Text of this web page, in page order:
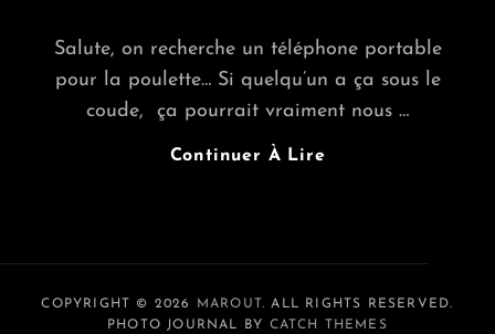
Matériel
Salute, on recherche un téléphone portable
pour la poulette… Si quelqu’un a ça sous le
coude, ça pourrait vraiment nous …
Continuer À Lire[FERME]
De
COPYRIGHT © 2026 MAROUT. ALL RIGHTS RESERVED.
PHOTO JOURNAL BY CATCH THEMES